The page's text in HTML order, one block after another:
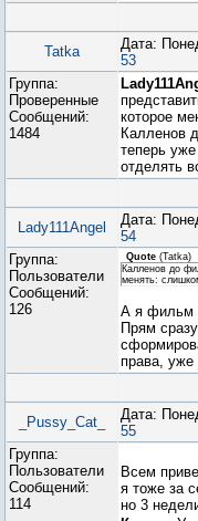
Tatka
Дата:
53
Группа:
Проверенные
Сообщений:
1484
которое
Калленов
теперь
отделять
Lady111Angel
Дата:
54
Группа:
Пользователи
Сообщений:
126
Quote (Tatka)
Калленов до
менять:
А я фильм
Прям
права, уже
_Pussy_Cat_
Дата:
55
Группа:
Пользователи
Сообщений:
114
Всем
я тоже за
но 3